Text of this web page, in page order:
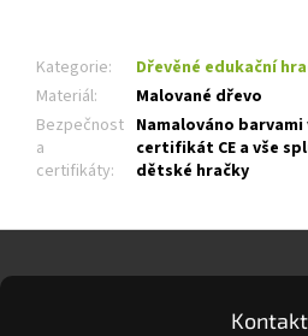
Kategorie:
Dřevěné edukační
Materiál:
Malované dřevo
Bezpečnost
a
certifikáty:
Namalováno
certifikát CE a vše
dětské hračky
p
Kontakt